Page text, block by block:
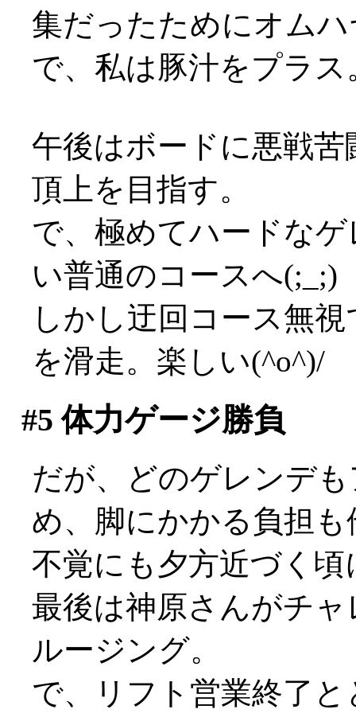
集だったためにオム
で、私は豚汁をプラス
午後はボードに悪戦
頂上を目指す。
で、極めてハードな
い普通のコースへ(;_;)
しかし迂回コース無
を滑走。楽しい(^o^)/
#5 体力ゲージ勝負
だが、どのゲレンデ
め、脚にかかる負担も
不覚にも夕方近づく
最後は神原さんがチ
ルージング。
で、リフト営業終了